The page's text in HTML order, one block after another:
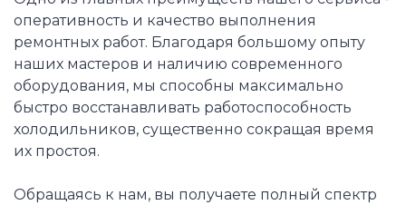
оперативность и качество выполнения
ремонтных работ. Благодаря большому опыту
наших мастеров и наличию современного
оборудования, мы способны максимально
быстро восстанавливать работоспособность
холодильников, существенно сокращая время
их простоя.
Обращаясь к нам, вы получаете полный спектр